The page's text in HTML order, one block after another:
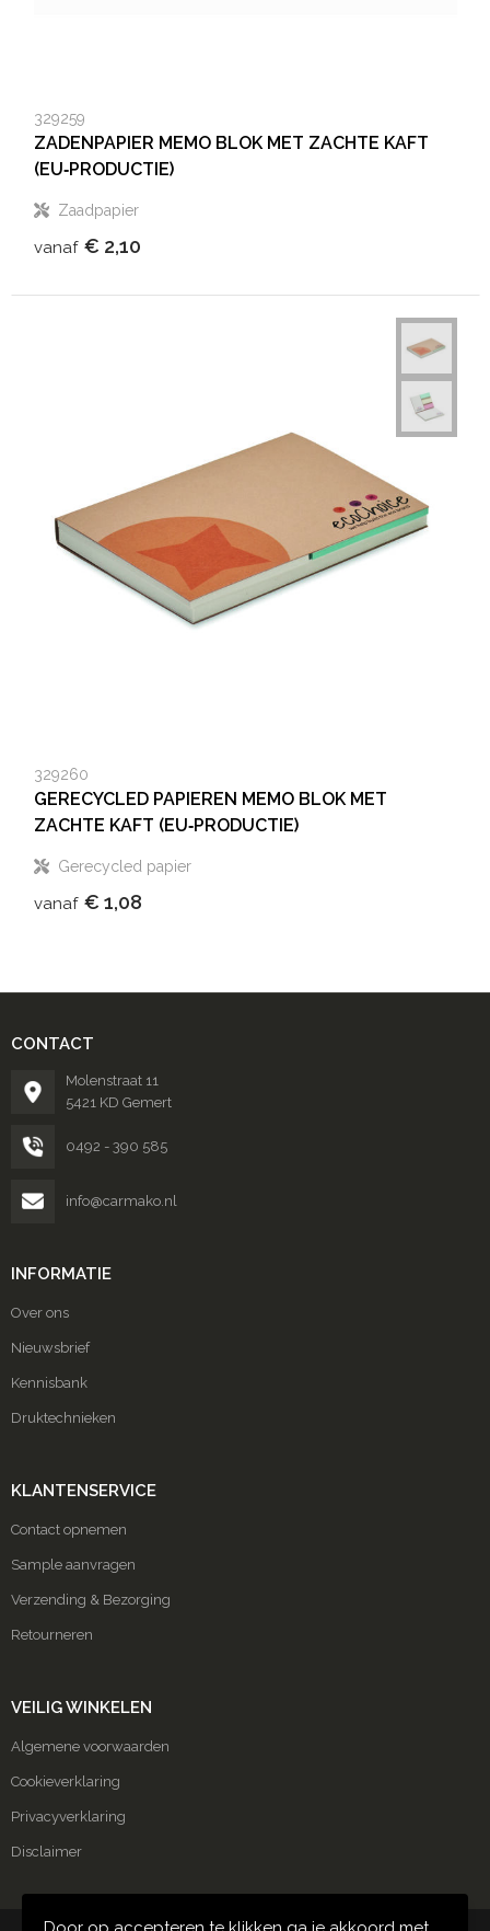
329259
ZADENPAPIER MEMO BLOK MET ZACHTE KAFT
(EU‑PRODUCTIE)
Zaadpapier
vanaf € 2,10
329260
GERECYCLED PAPIEREN MEMO BLOK MET
ZACHTE KAFT (EU‑PRODUCTIE)
Gerecycled papier
vanaf € 1,08
CONTACT
Molenstraat 11
5421 KD Gemert
0492 - 390 585
info@carmako.nl
INFORMATIE
Over ons
Nieuwsbrief
Kennisbank
Druktechnieken
KLANTENSERVICE
Contact opnemen
Sample aanvragen
Verzending & Bezorging
Retourneren
VEILIG WINKELEN
Algemene voorwaarden
Cookieverklaring
Privacyverklaring
Disclaimer